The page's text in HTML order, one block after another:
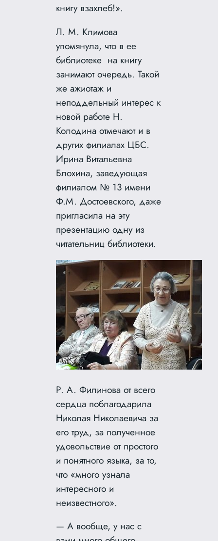
книгу взахлеб!».
Л. М. Климова
упомянула, что в ее
библиотеке на книгу
занимают очередь. Такой
же ажиотаж и
неподдельный интерес к
новой работе Н.
Колодина отмечают и в
других филиалах ЦБС.
Ирина Витальевна
Блохина, заведующая
филиалом № 13 имени
Ф.М. Достоевского, даже
пригласила на эту
презентацию одну из
читательниц библиотеки.
Р. А. Филинова от всего
сердца поблагодарила
Николая Николаевича за
его труд, за полученное
удовольствие от простого
и понятного языка, за то,
что «много узнала
интересного и
неизвестного».
— А вообще, у нас с